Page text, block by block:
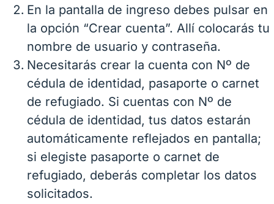
En la pantalla de ingreso debes pulsar en
la opción “Crear cuenta”. Allí colocarás tu
nombre de usuario y contraseña.
Necesitarás crear la cuenta con Nº de
cédula de identidad, pasaporte o carnet
de refugiado. Si cuentas con Nº de
cédula de identidad, tus datos estarán
automáticamente reflejados en pantalla;
si elegiste pasaporte o carnet de
refugiado, deberás completar los datos
solicitados.